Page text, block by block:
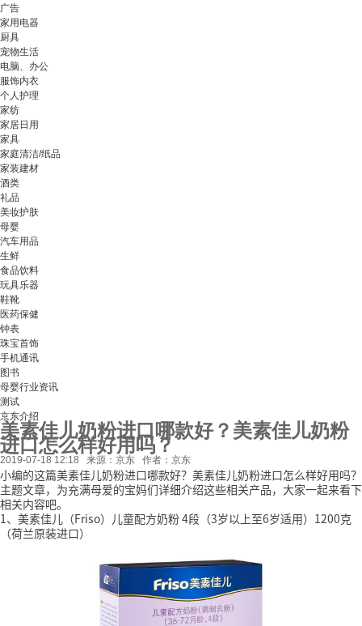
广告
家用电器
厨具
宠物生活
电脑、办公
服饰内衣
个人护理
家纺
家居日用
家具
家庭清洁/纸品
家装建材
酒类
礼品
美妆护肤
母婴
汽车用品
生鲜
食品饮料
玩具乐器
鞋靴
医药保健
钟表
珠宝首饰
手机通讯
图书
母婴行业资讯
测试
京东介绍
美素佳儿奶粉进口哪款好？美素佳儿奶粉
进口怎么样好用吗？
2019-07-18 12:18 来源：京东 作者：京东
小编的这篇美素佳儿奶粉进口哪款好？美素佳儿奶粉进口怎么样好用吗？
主题文章，为充满母爱的宝妈们详细介绍这些相关产品，大家一起来看下
相关内容吧。
1、美素佳儿（Friso）儿童配方奶粉 4段（3岁以上至6岁适用）1200克
（荷兰原装进口）